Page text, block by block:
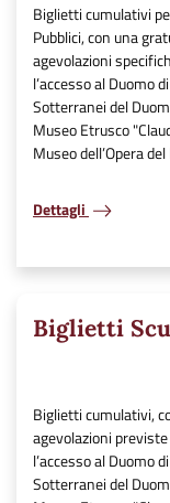
Biglietti cumulativi
Pubblici, con una
agevolazioni
l’accesso al Duomo
Sotterranei del
Museo Etrusco
Museo dell’Opera
Dettagli
Biglietti
Biglietti cumulativi,
agevolazioni
l’accesso al Duomo
Sotterranei del